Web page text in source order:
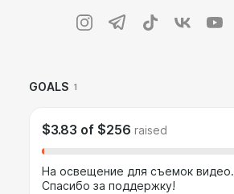
GOALS 1
$3.83 of $256 raised
На освещение для съемок видео.
Спасибо за поддержку!